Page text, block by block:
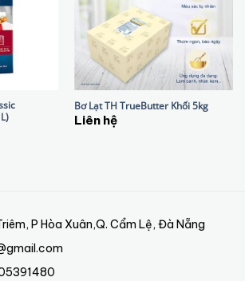
Bơ Lạt TH TrueButter Khối 5kg
Liên hệ
P Hòa Xuân,Q. Cẩm Lệ, Đà Nẵng